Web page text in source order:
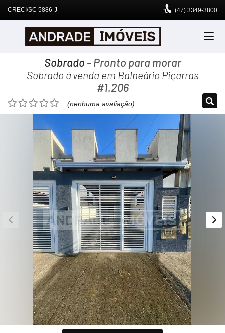
CRECI/SC 5886-J (47) 3349-3800
Sobrado - Pronto para morar
Sobrado á venda em Balneário Piçarras
#1.206
(nenhuma avaliação)